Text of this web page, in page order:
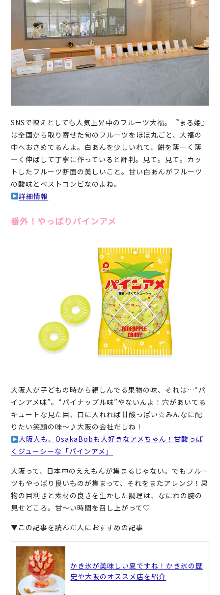
SNSで映えとしても人気上昇中のフルーツ大福。『まる姫』
は全国から取り寄せた旬のフルーツをほぼ丸ごと、大福の
中へおさめてるんよ。白あんを少しいれて、餅を薄―く薄
―く伸ばして丁寧に作っていると評判。見て。見て。カッ
トしたフルーツ断面の美しいこと。甘い白あんがフルーツ
の酸味とベストコンビなのよね。
詳細情報
番外！やっぱりパインアメ
大阪人が子どもの時から親しんでる果物の味、それは…“パ
インアメ味”。“パイナップル味”やないんよ！穴があいてる
キュートな見た目、口に入れれば甘酸っぱい☆みんなに配
りたい笑顔の味～♪大阪の会社だしね！
大阪人も、OsakaBobも大好きなアメちゃん！甘酸っぱ
くジューシーな「パインアメ」
大阪って、日本中のええもんが集まるじゃない。でもフルー
ツもやっぱり良いものが集まって、それをまたアレンジ！果
物の目利きと素材の良さを生かした調理は、なにわの腕の
見せどころ。甘〜い時間を召し上がって♡
▼この記事を読んだ人におすすめの記事
かき氷が美味しい夏ですね！かき氷の歴
史や大阪のオススメ店を紹介